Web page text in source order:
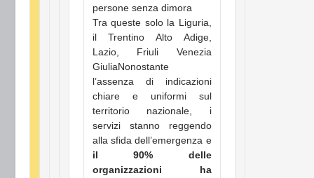
persone senza dimora
Tra queste solo la Liguria,
il Trentino Alto Adige,
Lazio, Friuli Venezia
GiuliaNonostante
l’assenza di indicazioni
chiare e uniformi sul
territorio nazionale, i
servizi stanno reggendo
alla sfida dell’emergenza e
il 90% delle
organizzazioni ha